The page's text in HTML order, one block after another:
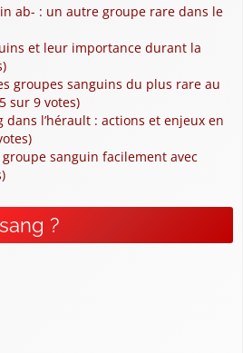
ab- : un autre groupe rare dans le
et leur importance durant la
groupes sanguins du plus rare au
sur 9 votes)
dans l’hérault : actions et enjeux en
sanguin facilement avec
?